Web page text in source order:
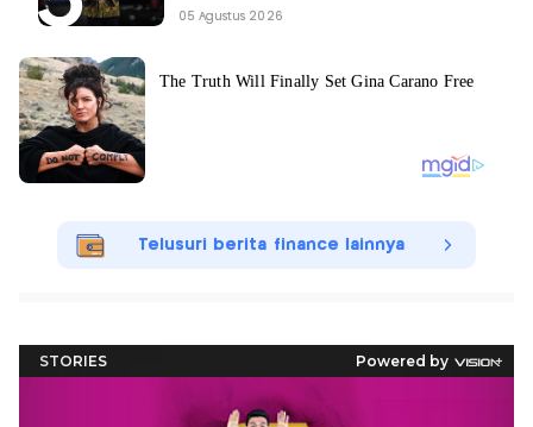
05 Agustus 2026
Telusuri berita finance lainnya